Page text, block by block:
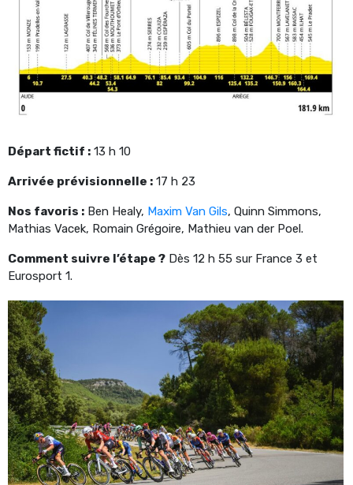
Départ fictif : 13 h 10
Arrivée prévisionnelle : 17 h 23
Nos favoris : Ben Healy, Maxim Van Gils, Quinn Simmons,
Mathias Vacek, Romain Grégoire, Mathieu van der Poel.
Comment suivre l’étape ? Dès 12 h 55 sur France 3 et
Eurosport 1.